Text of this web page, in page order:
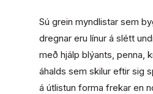
Sú grein myndlistar sem
dregnar eru línur á slétt
með hjálp blýants, penna,
áhalds sem skilur eftir sig
á útlistun forma frekar en